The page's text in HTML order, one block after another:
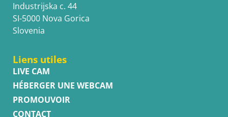
Industrijska c. 44
SI-5000 Nova Gorica
Slovenia
Liens utiles
LIVE CAM
HÉBERGER UNE WEBCAM
PROMOUVOIR
CONTACT